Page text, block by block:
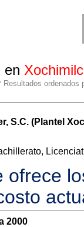
en
Resultados ordenados
S.C. (Plantel
ofrece
2000